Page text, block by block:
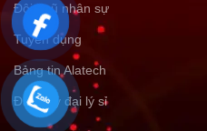
Đội ngũ nhân sự
Tuyển dụng
Bảng tin Alatech
Đăng ký đại lý sỉ